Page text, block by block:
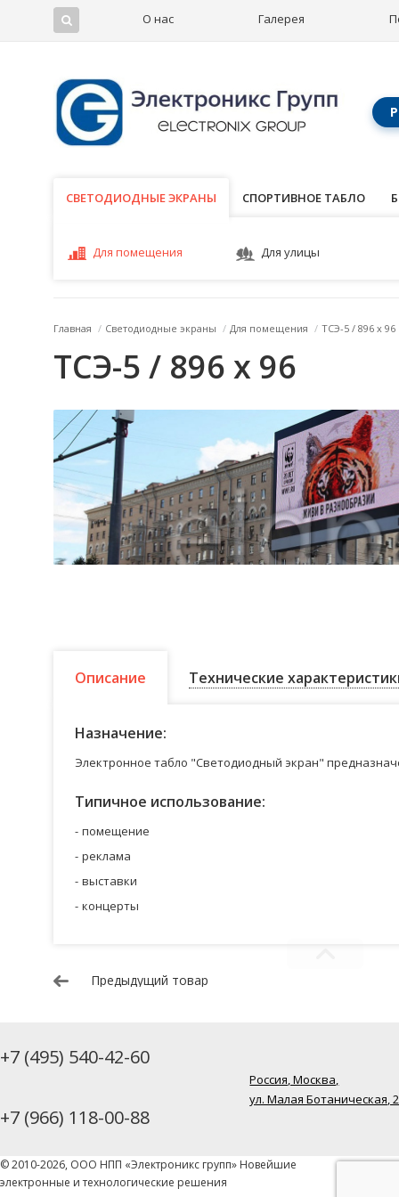
О нас Галерея
СВЕТОДИОДНЫЕ ЭКРАНЫ
СВЕТОДИОДНЫЕ ЭКРАНЫ СПОРТИВНОЕ ТАБЛО
Для помещения Для улицы
Главная / Светодиодные экраны / Для помещения / ТСЭ-5 / 896 x 96
ТСЭ-5 / 896 x 96
Описание Технические
Назначение:
Электронное табло "Светодиодный экран"
Типичное использование:
помещение
реклама
выставки
концерты
Предыдущий товар
+7 (495) 540-42-60
+7 (966) 118-00-88
Россия, Москва,
ул. Малая Ботаническая,
© 2010-2026, ООО НПП «Электроникс групп» Новейшие
электронные и технологические решения